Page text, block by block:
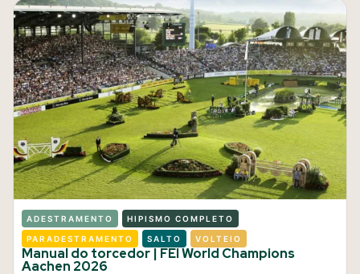
ADESTRAMENTO HIPISMO COMPLETO
PARADESTRAMENTO SALTO VOLTEIO
Manual do torcedor | FEI World Champions
Aachen 2026